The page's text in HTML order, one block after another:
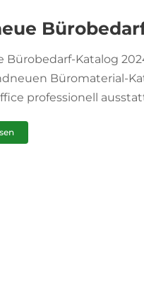
Bürobedarf-Katalog
Büromaterial-
professionell